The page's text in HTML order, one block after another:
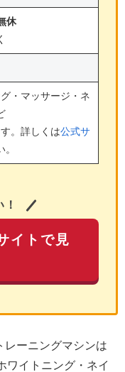
休
・マッサージ・ネ
。詳しくは公式サ
イトで見
レーニングマシンは
ワイトニング・ネイ